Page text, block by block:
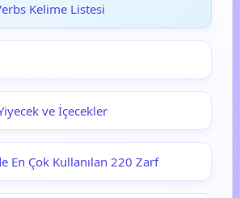
Kelime Listesi
ve İçecekler
En Çok Kullanılan 220 Zarf